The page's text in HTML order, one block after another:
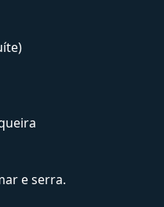
e serra.